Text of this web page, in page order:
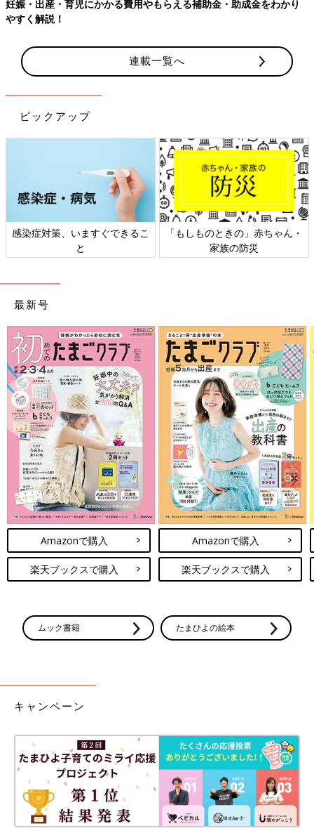
妊娠・出産・育児にかかる費用やもらえる補助金・助成金をわかり
やすく解説！
連載一覧へ
ピックアップ
感染症対策、いますぐできるこ
と
「もしものときの」赤ちゃん・
家族の防災
最新号
Amazonで購入
楽天ブックスで購入
Amazonで購入
楽天ブックスで購入
ムック書籍 たまひよの絵本
キャンペーン